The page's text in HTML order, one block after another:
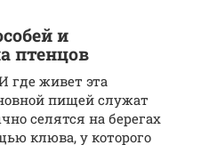
и
птенцов
где живет эта
пищей служат
селятся на берегах
клюва, у которого